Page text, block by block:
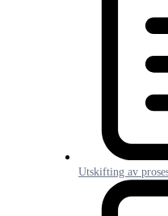
Utskifting av